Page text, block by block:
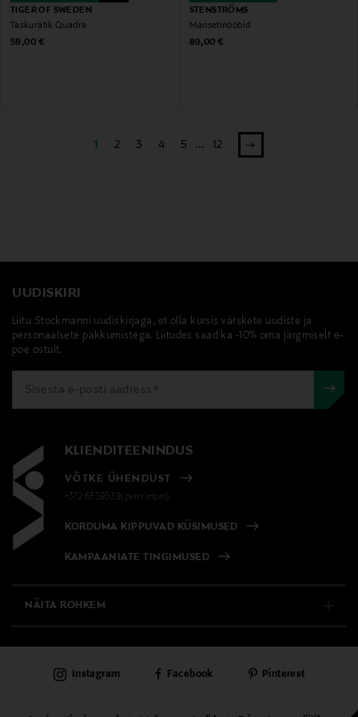
TIGER OF SWEDEN
Taskurätik Quadra
Original Price
59,00 €
STENSTRÖMS
Mansetinööbid
Original Price
89,00 €
1 2 3 4 5 ... 12
UUDISKIRI
Liitu Stockmanni uudiskirjaga, et olla kursis värskete uudiste ja
personaalsete pakkumistega. Liitudes saad ka -10% oma järgmiselt e-
poe ostult.
KLIENDITEENINDUS
VÕTKE ÜHENDUST
+372 6339539(pvm/mpm)
KORDUMA KIPPUVAD KÜSIMUSED
KAMPAANIATE TINGIMUSED
NÄITA ROHKEM
PÜSIKLIENDITEENINDUS
Instagram Facebook Pinterest